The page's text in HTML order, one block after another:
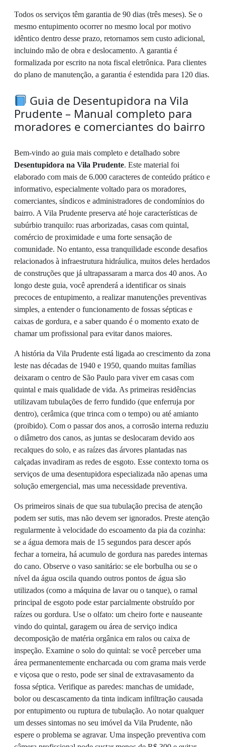
Todos os serviços têm garantia de 90 dias (três meses). Se o
mesmo entupimento ocorrer no mesmo local por motivo
idêntico dentro desse prazo, retornamos sem custo adicional,
incluindo mão de obra e deslocamento. A garantia é
formalizada por escrito na nota fiscal eletrônica. Para clientes
do plano de manutenção, a garantia é estendida para 120 dias.
Guia de Desentupidora na Vila
Prudente – Manual completo para
moradores e comerciantes do bairro
Bem-vindo ao guia mais completo e detalhado sobre
Desentupidora na Vila Prudente. Este material foi
elaborado com mais de 6.000 caracteres de conteúdo prático e
informativo, especialmente voltado para os moradores,
comerciantes, síndicos e administradores de condomínios do
bairro. A Vila Prudente preserva até hoje características de
subúrbio tranquilo: ruas arborizadas, casas com quintal,
comércio de proximidade e uma forte sensação de
comunidade. No entanto, essa tranquilidade esconde desafios
relacionados à infraestrutura hidráulica, muitos deles herdados
de construções que já ultrapassaram a marca dos 40 anos. Ao
longo deste guia, você aprenderá a identificar os sinais
precoces de entupimento, a realizar manutenções preventivas
simples, a entender o funcionamento de fossas sépticas e
caixas de gordura, e a saber quando é o momento exato de
chamar um profissional para evitar danos maiores.
A história da Vila Prudente está ligada ao crescimento da zona
leste nas décadas de 1940 e 1950, quando muitas famílias
deixaram o centro de São Paulo para viver em casas com
quintal e mais qualidade de vida. As primeiras residências
utilizavam tubulações de ferro fundido (que enferruja por
dentro), cerâmica (que trinca com o tempo) ou até amianto
(proibido). Com o passar dos anos, a corrosão interna reduziu
o diâmetro dos canos, as juntas se deslocaram devido aos
recalques do solo, e as raízes das árvores plantadas nas
calçadas invadiram as redes de esgoto. Esse contexto torna os
serviços de uma desentupidora especializada não apenas uma
solução emergencial, mas uma necessidade preventiva.
Os primeiros sinais de que sua tubulação precisa de atenção
podem ser sutis, mas não devem ser ignorados. Preste atenção
regularmente à velocidade do escoamento da pia da cozinha:
se a água demora mais de 15 segundos para descer após
fechar a torneira, há acumulo de gordura nas paredes internas
do cano. Observe o vaso sanitário: se ele borbulha ou se o
nível da água oscila quando outros pontos de água são
utilizados (como a máquina de lavar ou o tanque), o ramal
principal de esgoto pode estar parcialmente obstruído por
raízes ou gordura. Use o olfato: um cheiro forte e nauseante
vindo do quintal, garagem ou área de serviço indica
decomposição de matéria orgânica em ralos ou caixa de
inspeção. Examine o solo do quintal: se você perceber uma
área permanentemente encharcada ou com grama mais verde
e viçosa que o resto, pode ser sinal de extravasamento da
fossa séptica. Verifique as paredes: manchas de umidade,
bolor ou descascamento da tinta indicam infiltração causada
por entupimento ou ruptura de tubulação. Ao notar qualquer
um desses sintomas no seu imóvel da Vila Prudente, não
espere o problema se agravar. Uma inspeção preventiva com